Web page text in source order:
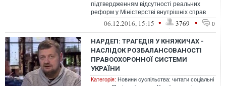
підтвердженням відсутності реальних
реформ у Міністерстві внутрішніх справ
України.06.12.2016, 15:15 • 3769 • 0
НАРДЕП: ТРАГЕДІЯ У КНЯЖИЧАХ -
НАСЛІДОК РОЗБАЛАНСОВАНОСТІ
ПРАВООХОРОННОЇ СИСТЕМИ
УКРАЇНИ
Категорія: Новини суспільства: читати соціальні